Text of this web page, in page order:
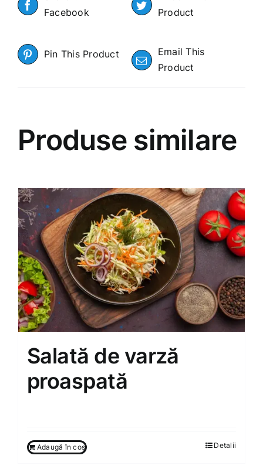
Facebook
Product
Pin This Product
Email This
Product
Produse similare
Salată de varză
proaspată
Adaugă în coș Detalii